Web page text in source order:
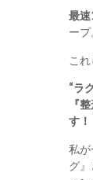
最速
ープ
これ
“ラ
『
す！
私
グ